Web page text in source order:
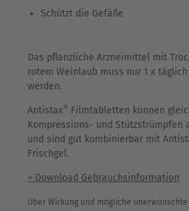
Schützt die Gefäße
Das pflanzliche Arzneimittel mit
rotem Weinlaub muss nur 1 x
werden.
Antistax® Filmtabletten können
Kompressions- und Stützstrümpfen
und sind gut kombinierbar mit
Frischgel.
> Download Gebrauchsinformation
Über Wirkung und mögliche